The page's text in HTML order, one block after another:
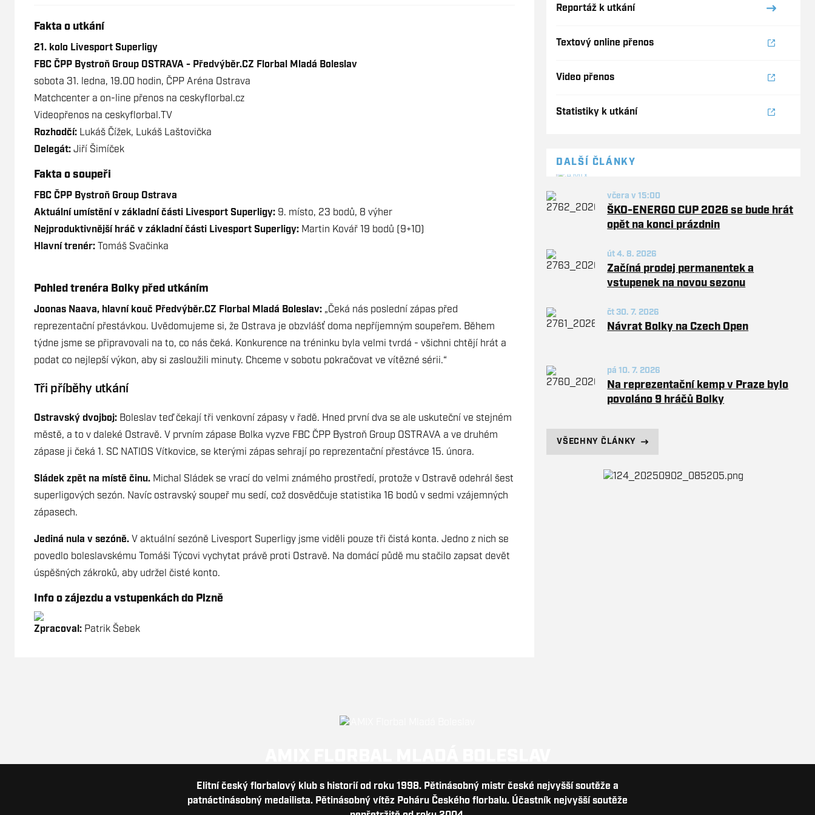
Reportáž k utkání
Textový online přenos
Video přenos
Statistiky k utkání
DALŠÍ ČLÁNKY
včera v 15:00
ŠKO-ENERGO CUP 2026 se bude hrát
opět na konci prázdnin
út 4. 8. 2026
Začíná prodej permanentek a
vstupenek na novou sezonu
čt 30. 7. 2026
Návrat Bolky na Czech Open
pá 10. 7. 2026
Na reprezentační kemp v Praze bylo
povoláno 9 hráčů Bolky
VŠECHNY ČLÁNKY
Fakta o utkání
21. kolo Livesport Superligy
FBC ČPP Bystroň Group OSTRAVA - Předvýběr.CZ Florbal Mladá Boleslav
sobota 31. ledna, 19.00 hodin, ČPP Aréna Ostrava
Matchcenter a on-line přenos na ceskyflorbal.cz
Videopřenos na ceskyflorbal.TV
Rozhodčí: Lukáš Čížek, Lukáš Laštovička
Delegát: Jiří Šimíček
Fakta o soupeři
FBC ČPP Bystroň Group Ostrava
Aktuální umístění v základní části Livesport Superligy: 9. místo, 23 bodů, 8 výher
Nejproduktivnější hráč v základní části Livesport Superligy: Martin Kovář 19 bodů (9+10)
Hlavní trenér: Tomáš Svačinka
Pohled trenéra Bolky před utkáním
Joonas Naava, hlavní kouč Předvýběr.CZ Florbal Mladá Boleslav: „Čeká nás poslední zápas před
reprezentační přestávkou. Uvědomujeme si, že Ostrava je obzvlášť doma nepříjemným soupeřem. Během
týdne jsme se připravovali na to, co nás čeká. Konkurence na tréninku byla velmi tvrdá - všichni chtějí hrát a
podat co nejlepší výkon, aby si zasloužili minuty. Chceme v sobotu pokračovat ve vítězné sérii.“
Tři příběhy utkání
Ostravský dvojboj: Boleslav teď čekají tři venkovní zápasy v řadě. Hned první dva se ale uskuteční ve stejném
městě, a to v daleké Ostravě. V prvním zápase Bolka vyzve FBC ČPP Bystroň Group OSTRAVA a ve druhém
zápase ji čeká 1. SC NATIOS Vítkovice, se kterými zápas sehrají po reprezentační přestávce 15. února.
Sládek zpět na místě činu. Michal Sládek se vrací do velmi známého prostředí, protože v Ostravě odehrál šest
superligových sezón. Navíc ostravský soupeř mu sedí, což dosvědčuje statistika 16 bodů v sedmi vzájemných
zápasech.
Jediná nula v sezóně. V aktuální sezóně Livesport Superligy jsme viděli pouze tři čistá konta. Jedno z nich se
povedlo boleslavskému Tomáši Týcovi vychytat právě proti Ostravě. Na domácí půdě mu stačilo zapsat devět
úspěšných zákroků, aby udržel čisté konto.
Info o zájezdu a vstupenkách do Plzně
Zpracoval: Patrik Šebek
Elitní český florbalový klub s historií od roku 1998. Pětinásobný mistr české nejvyšší soutěže a
patnáctinásobný medailista. Pětinásobný vítěz Poháru Českého florbalu. Účastník nejvyšší soutěže